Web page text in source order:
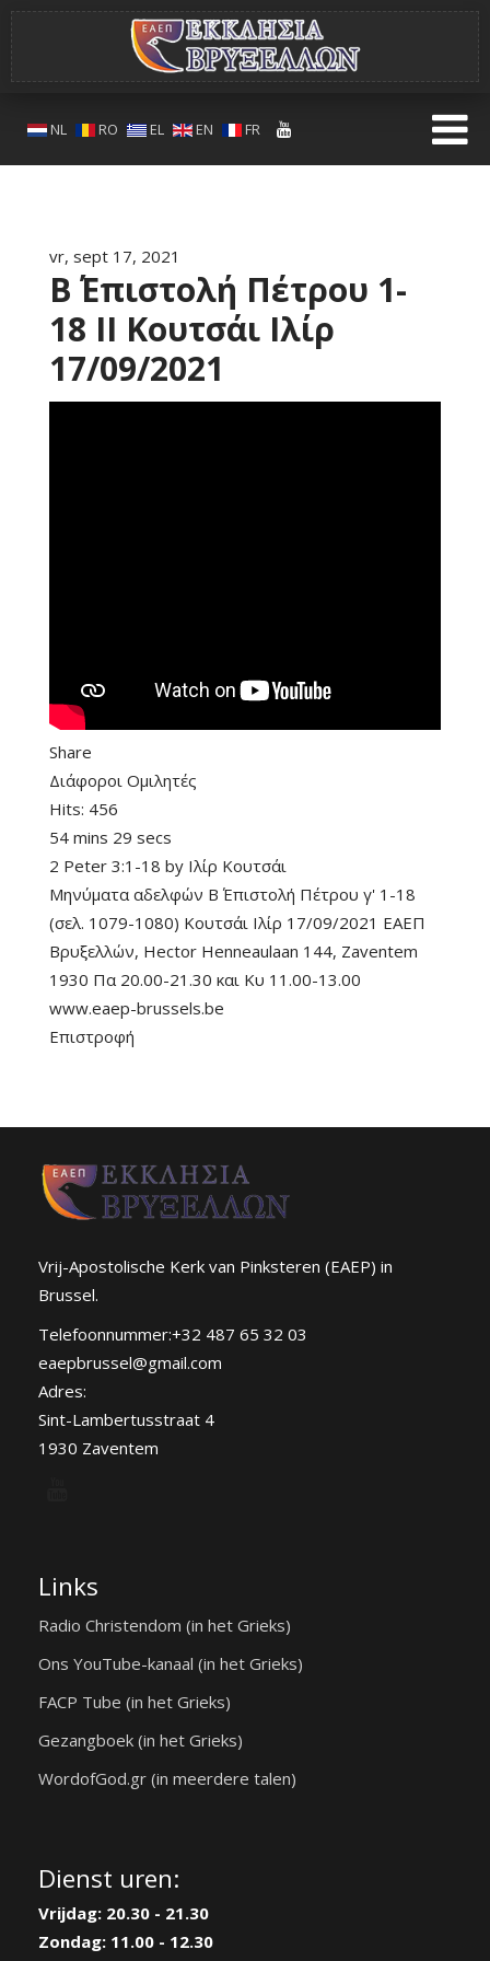
NL RO EL EN FR
vr, sept 17, 2021
Β΄ Επιστολή Πέτρου 1-
18 II Κουτσάι Ιλίρ
17/09/2021
Share
Διάφοροι Ομιλητές
Hits: 456
54 mins 29 secs
2 Peter 3:1-18 by Ιλίρ Κουτσάι
Μηνύματα αδελφών Β΄ Επιστολή Πέτρου γ' 1-18
(σελ. 1079-1080) Κουτσάι Ιλίρ 17/09/2021 ΕΑΕΠ
Βρυξελλών, Hector Henneaulaan 144, Zaventem
1930 Πα 20.00-21.30 και Κυ 11.00-13.00
www.eaep-brussels.be
Επιστροφή
Vrij-Apostolische Kerk van Pinksteren (EAEP) in
Brussel.
Telefoonnummer:+32 487 65 32 03
eaepbrussel@gmail.com
Adres:
Sint-Lambertusstraat 4
1930 Zaventem
Links
Radio Christendom (in het Grieks)
Ons YouTube-kanaal (in het Grieks)
FACP Tube (in het Grieks)
Gezangboek (in het Grieks)
WordofGod.gr (in meerdere talen)
Dienst uren:
Vrijdag: 20.30 - 21.30
Zondag: 11.00 - 12.30